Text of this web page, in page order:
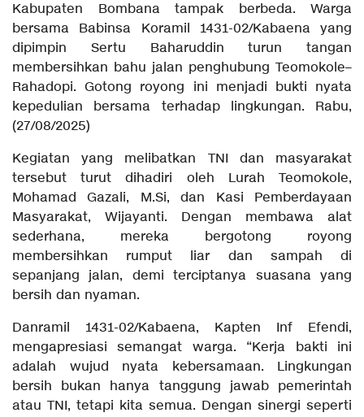
Kabupaten Bombana tampak berbeda. Warga
bersama Babinsa Koramil 1431-02/Kabaena yang
dipimpin Sertu Baharuddin turun tangan
membersihkan bahu jalan penghubung Teomokole–
Rahadopi. Gotong royong ini menjadi bukti nyata
kepedulian bersama terhadap lingkungan. Rabu,
(27/08/2025)
Kegiatan yang melibatkan TNI dan masyarakat
tersebut turut dihadiri oleh Lurah Teomokole,
Mohamad Gazali, M.Si, dan Kasi Pemberdayaan
Masyarakat, Wijayanti. Dengan membawa alat
sederhana, mereka bergotong royong
membersihkan rumput liar dan sampah di
sepanjang jalan, demi terciptanya suasana yang
bersih dan nyaman.
Danramil 1431-02/Kabaena, Kapten Inf Efendi,
mengapresiasi semangat warga. “Kerja bakti ini
adalah wujud nyata kebersamaan. Lingkungan
bersih bukan hanya tanggung jawab pemerintah
atau TNI, tetapi kita semua. Dengan sinergi seperti